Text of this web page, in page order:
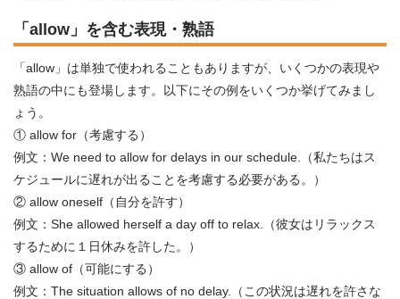
「allow」を含む表現・熟語
「allow」は単独で使われることもありますが、いくつかの表現や
熟語の中にも登場します。以下にその例をいくつか挙げてみまし
ょう。
① allow for（考慮する）
例文：We need to allow for delays in our schedule.（私たちはス
ケジュールに遅れが出ることを考慮する必要がある。）
② allow oneself（自分を許す）
例文：She allowed herself a day off to relax.（彼女はリラックス
するために１日休みを許した。）
③ allow of（可能にする）
例文：The situation allows of no delay.（この状況は遅れを許さな